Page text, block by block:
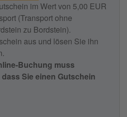
im Wert von 5,00 EUR
(Transport ohne
zu Bordstein).
aus und lösen Sie ihn
Buchung muss
Sie einen Gutschein